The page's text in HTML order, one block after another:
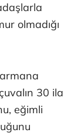
olmadığı
30 ila
eğimli